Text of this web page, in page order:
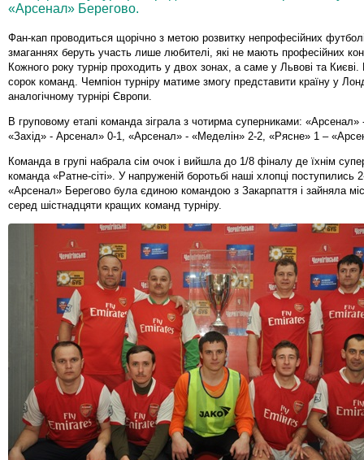
«Арсенал» Берегово.
Фан-кап проводиться щорічно з метою розвитку непрофесійних
змаганнях беруть участь лише любителі, які не мають професійних
Кожного року турнір проходить у двох зонах, а саме у Львові та Києві.
сорок команд. Чемпіон турніру матиме змогу представити країну у
аналогічному турнірі Європи.
В груповому етапі команда зіграла з чотирма суперниками:
«Захід» - Арсенал» 0-1, «Арсенал» - «Меделін» 2-2, «Рясне» 1 –
Команда в групі набрала сім очок і вийшла до 1/8 фіналу де їхнім
команда «Ратне-сіті». У напруженій боротьбі наші хлопці поступились
«Арсенал» Берегово була єдиною командою з Закарпаття і зайняла
серед шістнадцяти кращих команд турніру.